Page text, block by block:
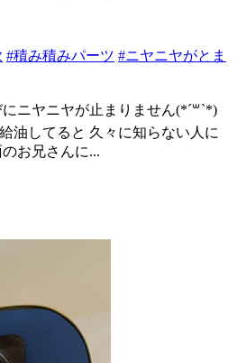
#積み積みパーツ #ニヤニヤがとま
ニヤニヤが止まりません(*´꒳`*)
油してると 久々に知らない人に
お兄さんに...